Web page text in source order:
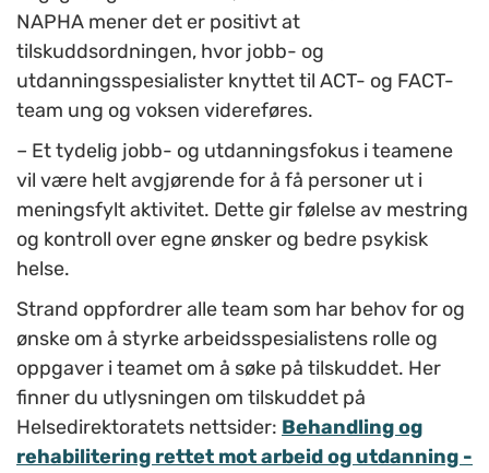
NAPHA mener det er positivt at
tilskuddsordningen, hvor jobb- og
utdanningsspesialister knyttet til ACT- og FACT-
team ung og voksen videreføres.
– Et tydelig jobb- og utdanningsfokus i teamene
vil være helt avgjørende for å få personer ut i
meningsfylt aktivitet. Dette gir følelse av mestring
og kontroll over egne ønsker og bedre psykisk
helse.
Strand oppfordrer alle team som har behov for og
ønske om å styrke arbeidsspesialistens rolle og
oppgaver i teamet om å søke på tilskuddet. Her
finner du utlysningen om tilskuddet på
Helsedirektoratets nettsider: Behandling og
rehabilitering rettet mot arbeid og utdanning -